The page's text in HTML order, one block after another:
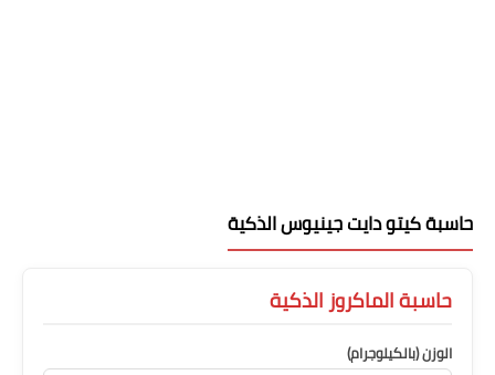
حاسبة كيتو دايت جينيوس الذكية
حاسبة الماكروز الذكية
الوزن (بالكيلوجرام)